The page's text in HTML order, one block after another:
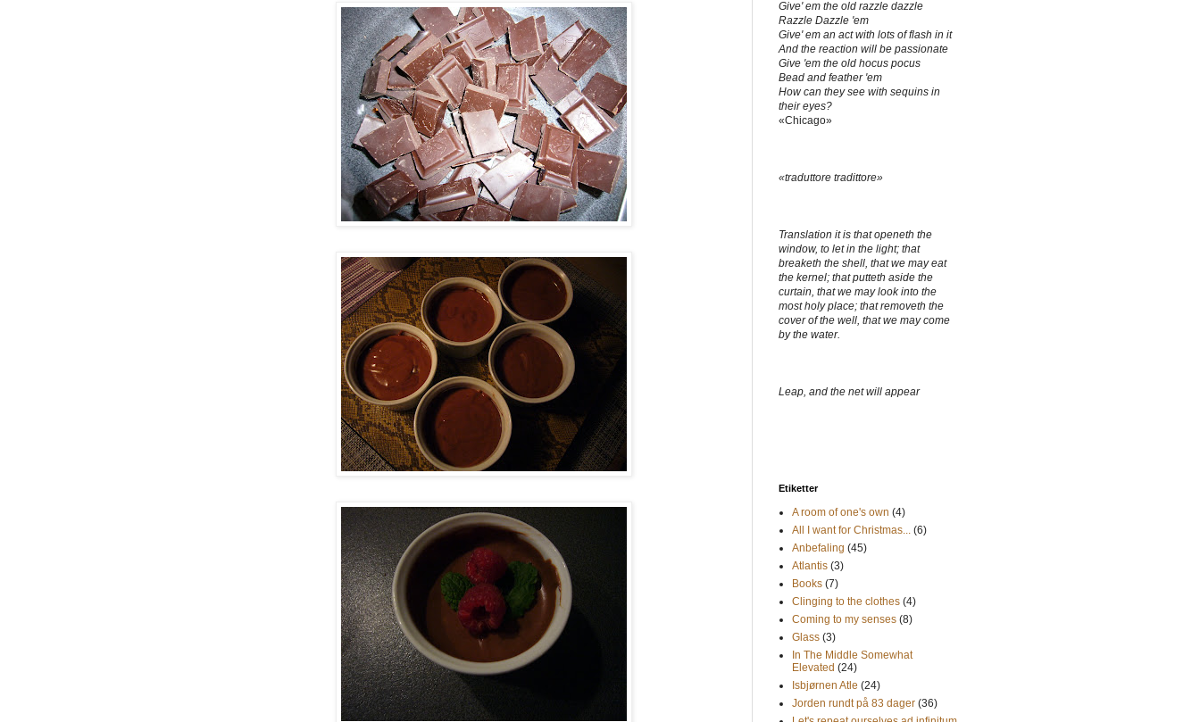
Give' em the old razzle dazzle
Razzle Dazzle 'em
Give' em an act with lots of flash in it
And the reaction will be passionate
Give 'em the old hocus pocus
Bead and feather 'em
How can they see with sequins in
their eyes?
«Chicago»
«traduttore tradittore»
Translation it is that openeth the
window, to let in the light; that
breaketh the shell, that we may eat
the kernel; that putteth aside the
curtain, that we may look into the
most holy place; that removeth the
cover of the well, that we may come
by the water.
Leap, and the net will appear
Etiketter
A room of one's own (4)
All I want for Christmas... (6)
Anbefaling (45)
Atlantis (3)
Books (7)
Clinging to the clothes (4)
Coming to my senses (8)
Glass (3)
In The Middle Somewhat
Elevated (24)
Isbjørnen Atle (24)
Jorden rundt på 83 dager (36)